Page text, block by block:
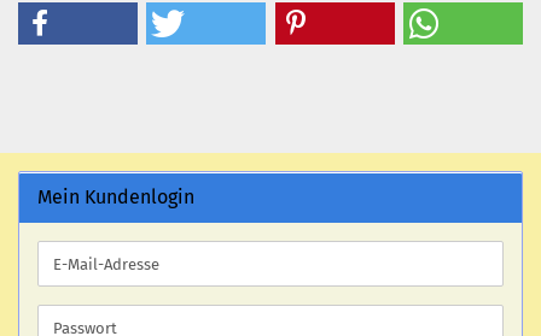
Mein Kundenlogin
E-
Mail-
Adresse
Passwort